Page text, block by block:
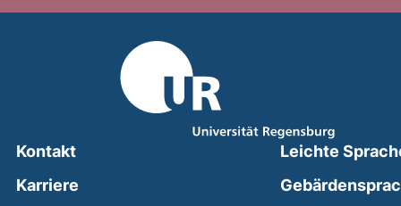
Kontakt
Karriere
Leichte